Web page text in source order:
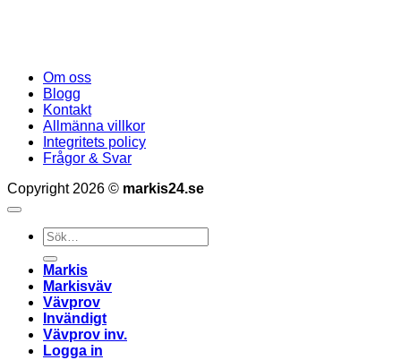
Om oss
Blogg
Kontakt
Allmänna villkor
Integritets policy
Frågor & Svar
Copyright 2026 © markis24.se
Sök
efter:
Markis
Markisväv
Vävprov
Invändigt
Vävprov inv.
Logga in